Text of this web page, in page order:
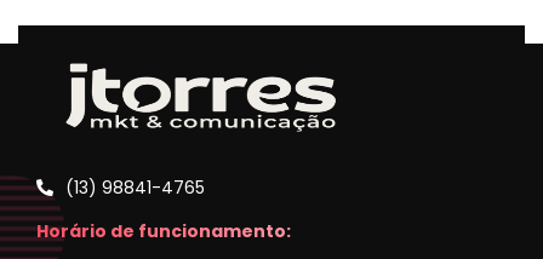
(13) 98841-4765
Horário de funcionamento: